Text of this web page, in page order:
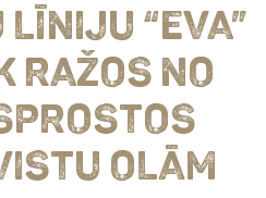
“EVA”
RAŽOS NO
OLĀM